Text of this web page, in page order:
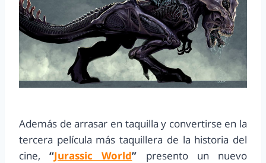
Además de arrasar en taquilla y convertirse en la
tercera película más taquillera de la historia del
cine,“Jurassic World” presento un nuevo